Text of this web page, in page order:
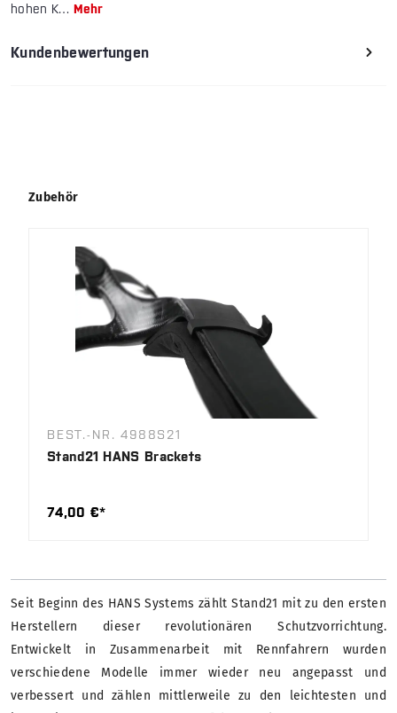
hohen K… Mehr
Kundenbewertungen
Produktgalerie überspringen
Zubehör
BEST.-NR. 4988S21
Stand21 HANS Brackets
74,00 €*
Seit Beginn des HANS Systems zählt Stand21 mit zu den ersten
Herstellern dieser revolutionären Schutzvorrichtung.
Entwickelt in Zusammenarbeit mit Rennfahrern wurden
verschiedene Modelle immer wieder neu angepasst und
verbessert und zählen mittlerweile zu den leichtesten und